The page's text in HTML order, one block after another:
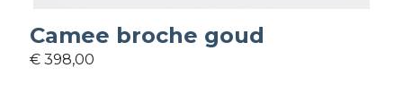
Camee broche goud
€ 398,00